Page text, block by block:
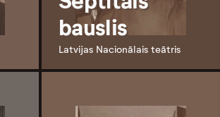
bauslis
Latvijas Nacionālais teātris